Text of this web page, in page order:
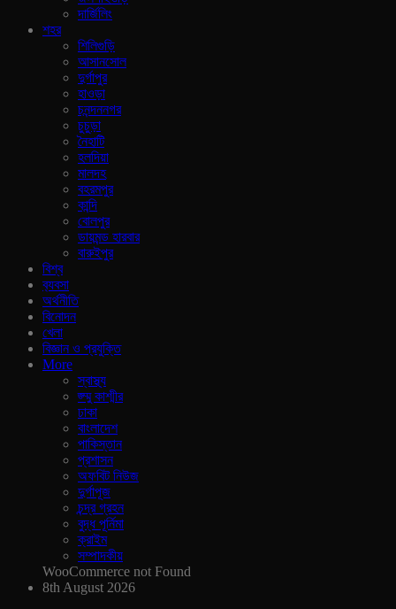
দার্জিলিং
শহর
শিলিগুড়ি
আসানসোল
দুর্গাপুর
হাওড়া
চনন্দননগর
চুচুড়া
নৈহাটি
হলদিয়া
মালদহ
বহরমপুর
কান্দি
বোলপুর
ডায়মন্ড হারবার
বারুইপুর
বিশ্ব
ব‍্যবসা
অর্থনীতি
বিনোদন
খেলা
বিজ্ঞান ও প্রযুক্তি
More
স্বাস্থ্য
জ্ম্মু কাশ্মীর
ঢাকা
বাংলাদেশ
পাকিস্তান
প্রশাসন
অফবিট নিউজ
দুর্গাপূজ
চন্দ্র গ্রহন
বুদ্ধ পূর্নিমা
ক্রাইম
সম্পাদকীয়
WooCommerce not Found
8th August 2026